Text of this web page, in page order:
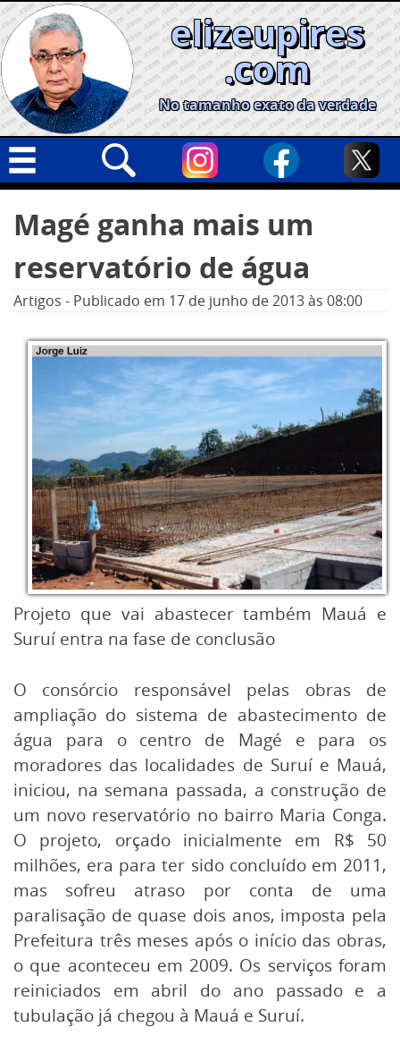
Skip
to
content
elizeupires
.com
No tamanho exato da verdade
Geral
Cidades
Política
Opinião
Informe especial
por:
Magé ganha mais um
reservatório de água
Artigos - Publicado em 17 de junho de 2013às 08:00
Projeto que vai abastecer também Mauá e
Suruí entra na fase de conclusão
O consórcio responsável pelas obras de
ampliação do sistema de abastecimento de
água para o centro de Magé e para os
moradores das localidades de Suruí e Mauá,
iniciou, na semana passada, a construção de
um novo reservatório no bairro Maria Conga.
O projeto, orçado inicialmente em R$ 50
milhões, era para ter sido concluído em 2011,
mas sofreu atraso por conta de uma
paralisação de quase dois anos, imposta pela
Prefeitura três meses após o início das obras,
o que aconteceu em 2009. Os serviços foram
reiniciados em abril do ano passado e a
tubulação já chegou à Mauá e Suruí.